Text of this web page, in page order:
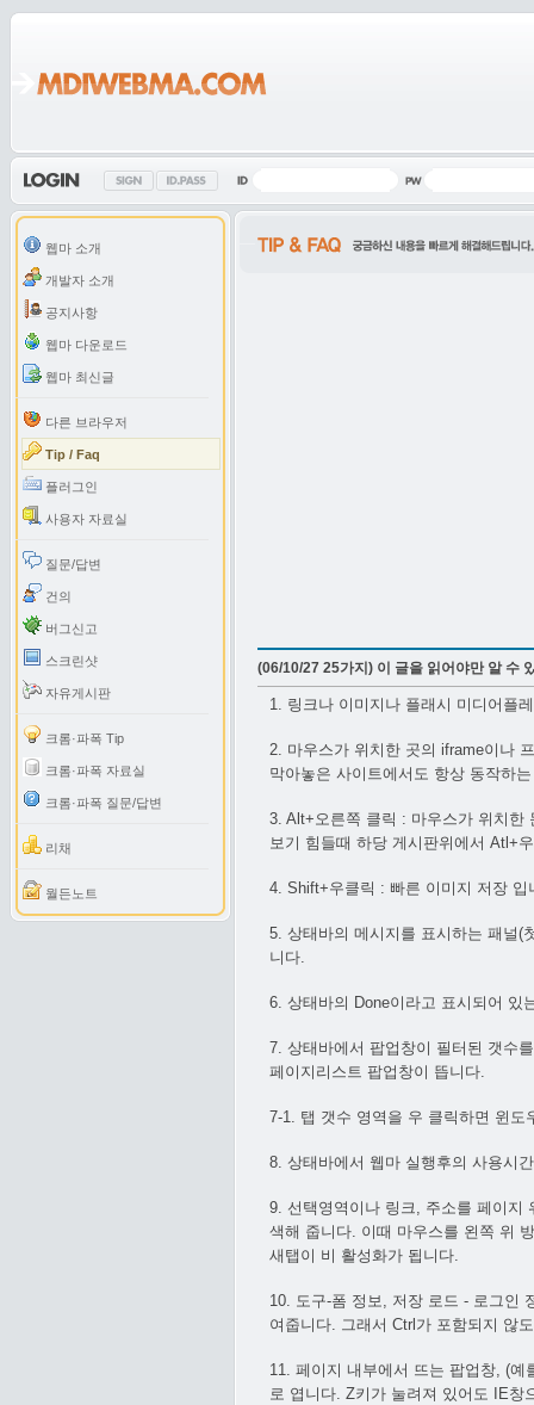
웹마 소개
개발자 소개
공지사항
웹마 다운로드
웹마 최신글
다른 브라우저
Tip / Faq
플러그인
사용자 자료실
질문/답변
건의
버그신고
스크린샷
자유게시판
크롬·파폭 Tip
크롬·파폭 자료실
크롬·파폭 질문/답변
리채
월든노트
(06/10/27 25가지) 이 글을 읽어야만 알 수
1. 링크나 이미지나 플래시 미디어플
2. 마우스가 위치한 곳의 iframe이나
막아놓은 사이트에서도 항상 동작하
3. Alt+오른쪽 클릭 : 마우스가 위치한
보기 힘들때 하당 게시판위에서 Atl+
4. Shift+우클릭 : 빠른 이미지 저장
5. 상태바의 메시지를 표시하는 패널(
니다.
6. 상태바의 Done이라고 표시되어
7. 상태바에서 팝업창이 필터된 갯수
페이지리스트 팝업창이 뜹니다.
7-1. 탭 갯수 영역을 우 클릭하면 윈
8. 상태바에서 웹마 실행후의 사용시
9. 선택영역이나 링크, 주소를 페이지
색해 줍니다. 이때 마우스를 왼쪽 위
새탭이 비 활성화가 됩니다.
10. 도구-폼 정보, 저장 로드 - 로그인
여줍니다. 그래서 Ctrl가 포함되지 않
11. 페이지 내부에서 뜨는 팝업창, (
로 엽니다. Z키가 눌려져 있어도 IE창